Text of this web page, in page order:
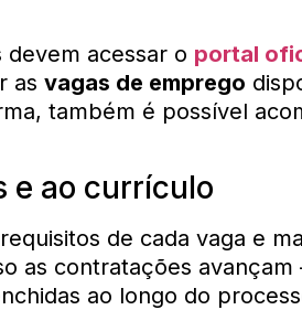
devem acessar o portal
as vagas de emprego
também é possível
e ao currículo
de cada vaga e
as contratações
ao longo do